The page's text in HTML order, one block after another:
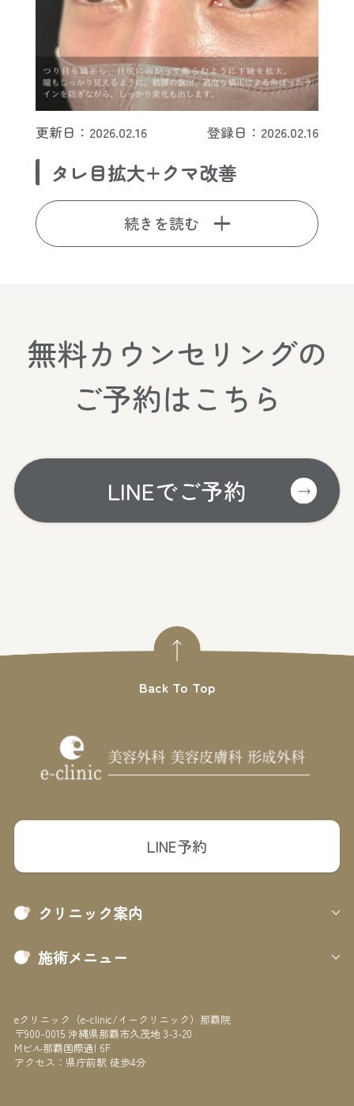
更新日：2026.02.16 登録日：2026.02.16
タレ目拡大+クマ改善
続きを読む
無料カウンセリングの
ご予約はこちら
LINEでご予約
LINE予約
クリニック案内
施術メニュー
eクリニック（e-clinic/イークリニック）那覇院
〒900-0015 沖縄県那覇市久茂地 3-3-20
Mビル那覇国際通I 6F
アクセス：県庁前駅 徒歩4分
Back To Top